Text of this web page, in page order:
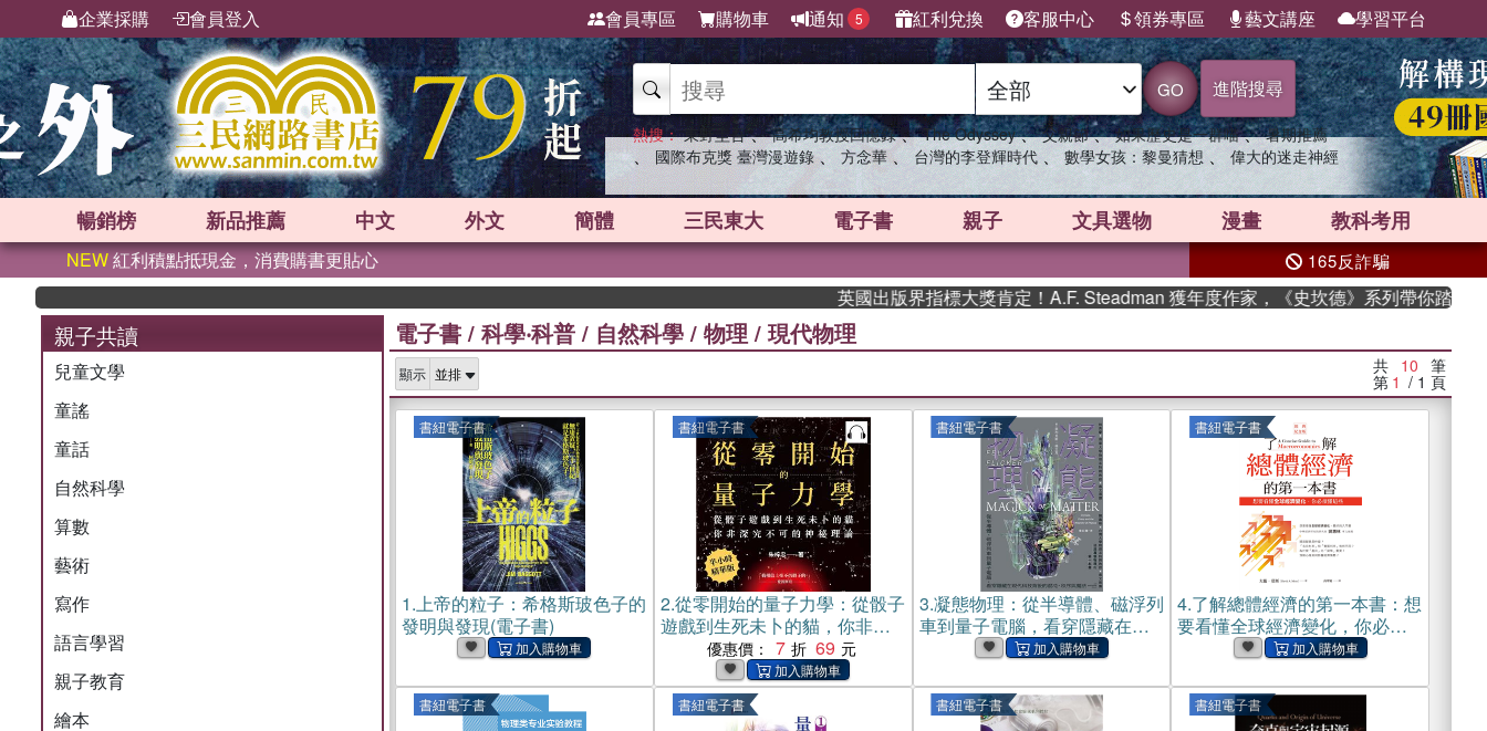
企業採購 會員登入 會員專區 購物車 通知 5 紅利兌換 客服中心 領券專區 藝文講座 學習平台
GO 進階搜尋
熱搜： 東野圭吾 、 高希均教授回憶錄 、 The Odyssey 、 父親節 、 如果歷史是一群喵 、 暑期推薦
、 國際布克獎 臺灣漫遊錄 、 方念華 、 台灣的李登輝時代 、 數學女孩：黎曼猜想 、 偉大的迷走神經
暢銷榜 新品推薦 中文 外文 簡體 三民東大 電子書 親子 文具選物 漫畫 教科考用
NEW紅利積點抵現金，消費購書更貼心 165反詐騙
英國出版界指標大獎肯定！A.F. Steadman 獲年度作家，《史坎德》系列帶你踏上熱血奇幻旅
親子共讀
兒童文學
童謠
童話
自然科學
算數
藝術
寫作
語言學習
親子教育
繪本
電子書 / 科學‧科普 / 自然科學 / 物理 / 現代物理
顯示 共 10 筆
第 1 / 1 頁
書紐電子書
1.上帝的粒子：希格斯玻色子的
發明與發現(電子書)
書紐電子書
2.從零開始的量子力學：從骰子
遊戲到生死未卜的貓，你非深
究不可的神祕理論【純有聲】
(電子書)
優惠價： 7 69
書紐電子書
3.凝態物理：從半導體、磁浮列
車到量子電腦，看穿隱藏在現
代科技背後的混沌、秩序與魔
書紐電子書
4.了解總體經濟的第一本書：想
要看懂全球經濟變化，你必須
懂這些(電子書)
書紐電子書 書紐電子書 書紐電子書 書紐電子書